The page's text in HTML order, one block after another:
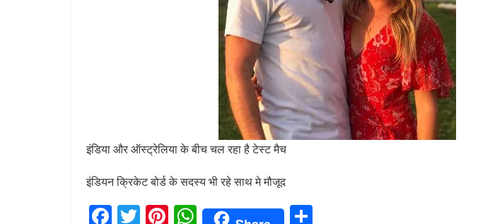
इंडिया और ऑस्ट्रेलिया के बीच चल रहा है टेस्ट मैच
इंडियन क्रिकेट बोर्ड के सदस्य भी रहे साथ मे मौजूद
F T Pi W